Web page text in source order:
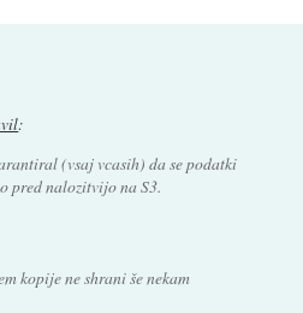
:
(vsaj vcasih) da se podatki
pred nalozitvijo na S3.
kopije ne shrani še nekam